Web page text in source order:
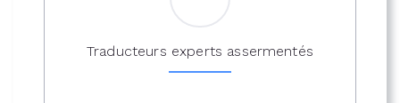
Traducteurs experts assermentés